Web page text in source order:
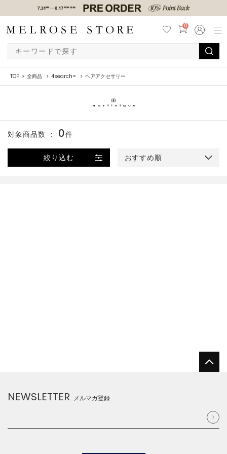
0
TOP 全商品 4search= ヘアアクセサリー
絞り込む おすすめ順
対象商品数 ： 0件
NEWSLETTER メルマガ登録